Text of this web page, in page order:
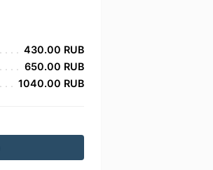
430.00 RUB
650.00 RUB
1040.00 RUB